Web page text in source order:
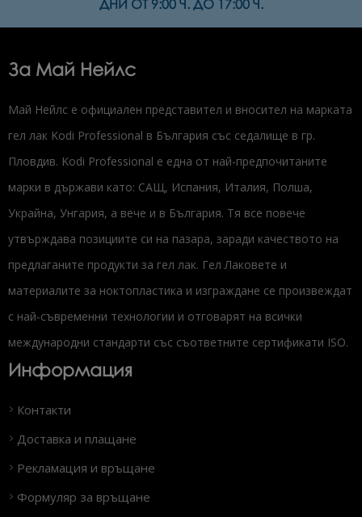
ДНИ ОТ 9:00 Ч. ДО 17:00 Ч.
За Май Нейлс
Май Нейлс е официален представител и вносител на марката
гел лак Kodi Professional в България със седалище в гр.
Пловдив. Kodi Professional е една от най-предпочитаните
марки в държави като: САЩ, Испания, Италия, Полша,
Украйна, Унгария, а вече и в България. Тя все повече
утвърждава позициите си на пазара, заради качеството на
предлаганите продукти за гел лак. Гел Лаковете и
материалите за ноктопластика и изграждане се произвеждат
с най-съвременни технологии и отговарят на всички
международни стандарти със съответните сертификати ISO.
Информация
Контакти
Доставка и плащане
Рекламация и връщане
Формуляр за връщане